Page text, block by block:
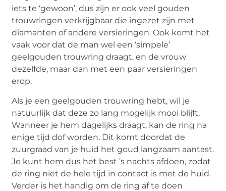
iets te ‘gewoon’, dus zijn er ook veel gouden
trouwringen verkrijgbaar die ingezet zijn met
diamanten of andere versieringen. Ook komt het
vaak voor dat de man wel een ‘simpele’
geelgouden trouwring draagt, en de vrouw
dezelfde, maar dan met een paar versieringen
erop.
Als je een geelgouden trouwring hebt, wil je
natuurlijk dat deze zo lang mogelijk mooi blijft.
Wanneer je hem dagelijks draagt, kan de ring na
enige tijd dof worden. Dit komt doordat de
zuurgraad van je huid het goud langzaam aantast.
Je kunt hem dus het best ’s nachts afdoen, zodat
de ring niet de hele tijd in contact is met de huid.
Verder is het handig om de ring af te doen